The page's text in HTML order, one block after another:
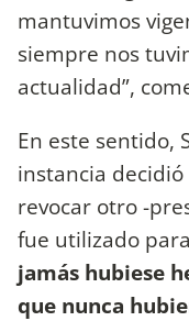
mantuvimos
siempre nos
actualidad”,
En este sentido,
instancia
revocar otro -
fue utilizado
jamás hubiese
que nunca